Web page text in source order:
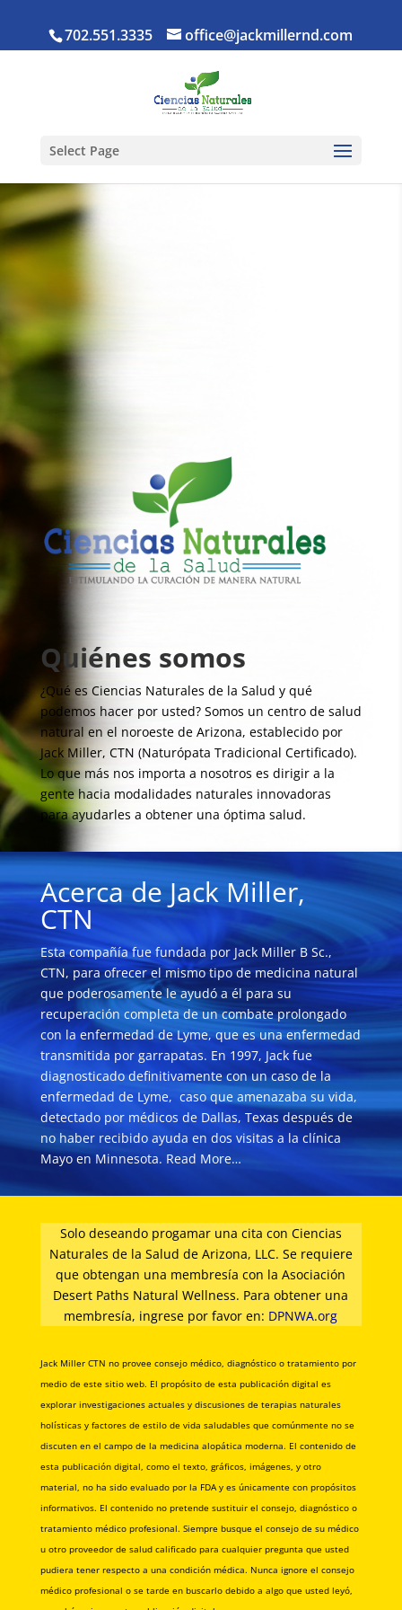
702.551.3335 office@jackmillernd.com
Select Page
Quiénes somos
¿Qué es Ciencias Naturales de la Salud y qué
podemos hacer por usted? Somos un centro de salud
natural en el noroeste de Arizona, establecido por
Jack Miller, CTN (Naturópata Tradicional Certificado).
Lo que más nos importa a nosotros es dirigir a la
gente hacia modalidades naturales innovadoras
para ayudarles a obtener una óptima salud.
Acerca de Jack Miller,
CTN
Esta compañía fue fundada por Jack Miller B Sc.,
CTN, para ofrecer el mismo tipo de medicina natural
que poderosamente le ayudó a él para su
recuperación completa de un combate prolongado
con la enfermedad de Lyme, que es una enfermedad
transmitida por garrapatas. En 1997, Jack fue
diagnosticado definitivamente con un caso de la
enfermedad de Lyme, caso que amenazaba su vida,
detectado por médicos de Dallas, Texas después de
no haber recibido ayuda en dos visitas a la clínica
Mayo en Minnesota. Read More…
Solo deseando progamar una cita con Ciencias
Naturales de la Salud de Arizona, LLC. Se requiere
que obtengan una membresía con la Asociación
Desert Paths Natural Wellness. Para obtener una
membresía, ingrese por favor en: DPNWA.org
Jack Miller CTN no provee consejo médico, diagnóstico o tratamiento por
medio de este sitio web. El propósito de esta publicación digital es
explorar investigaciones actuales y discusiones de terapias naturales
holísticas y factores de estilo de vida saludables que comúnmente no se
discuten en el campo de la medicina alopática moderna. El contenido de
esta publicación digital, como el texto, gráficos, imágenes, y otro
material, no ha sido evaluado por la FDA y es únicamente con propósitos
informativos. El contenido no pretende sustituir el consejo, diagnóstico o
tratamiento médico profesional. Siempre busque el consejo de su médico
u otro proveedor de salud calificado para cualquier pregunta que usted
pudiera tener respecto a una condición médica. Nunca ignore el consejo
médico profesional o se tarde en buscarlo debido a algo que usted leyó,